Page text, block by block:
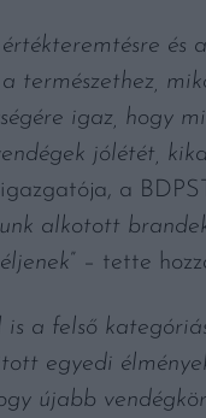
és
természethez,
igaz, hogy
jólétét,
a
alkotott
” – tette
a felső
egyedi
újabb